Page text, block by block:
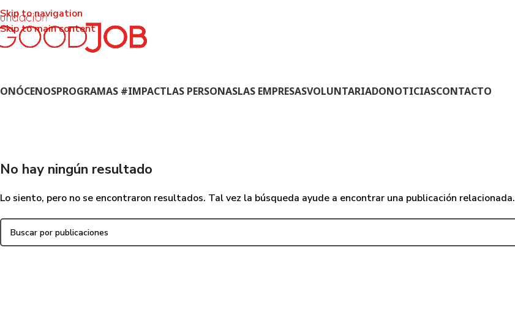
Skip to navigation
Skip to main content
PROGRAMAS #IMPACTLAS PERSONASLAS EMPRESASVOLUNTARIADONOTICIASCONTACTO
No hay ningún resultado
Lo siento, pero no se encontraron resultados. Tal vez la búsqueda ayude a encontrar una publicación relacionada.